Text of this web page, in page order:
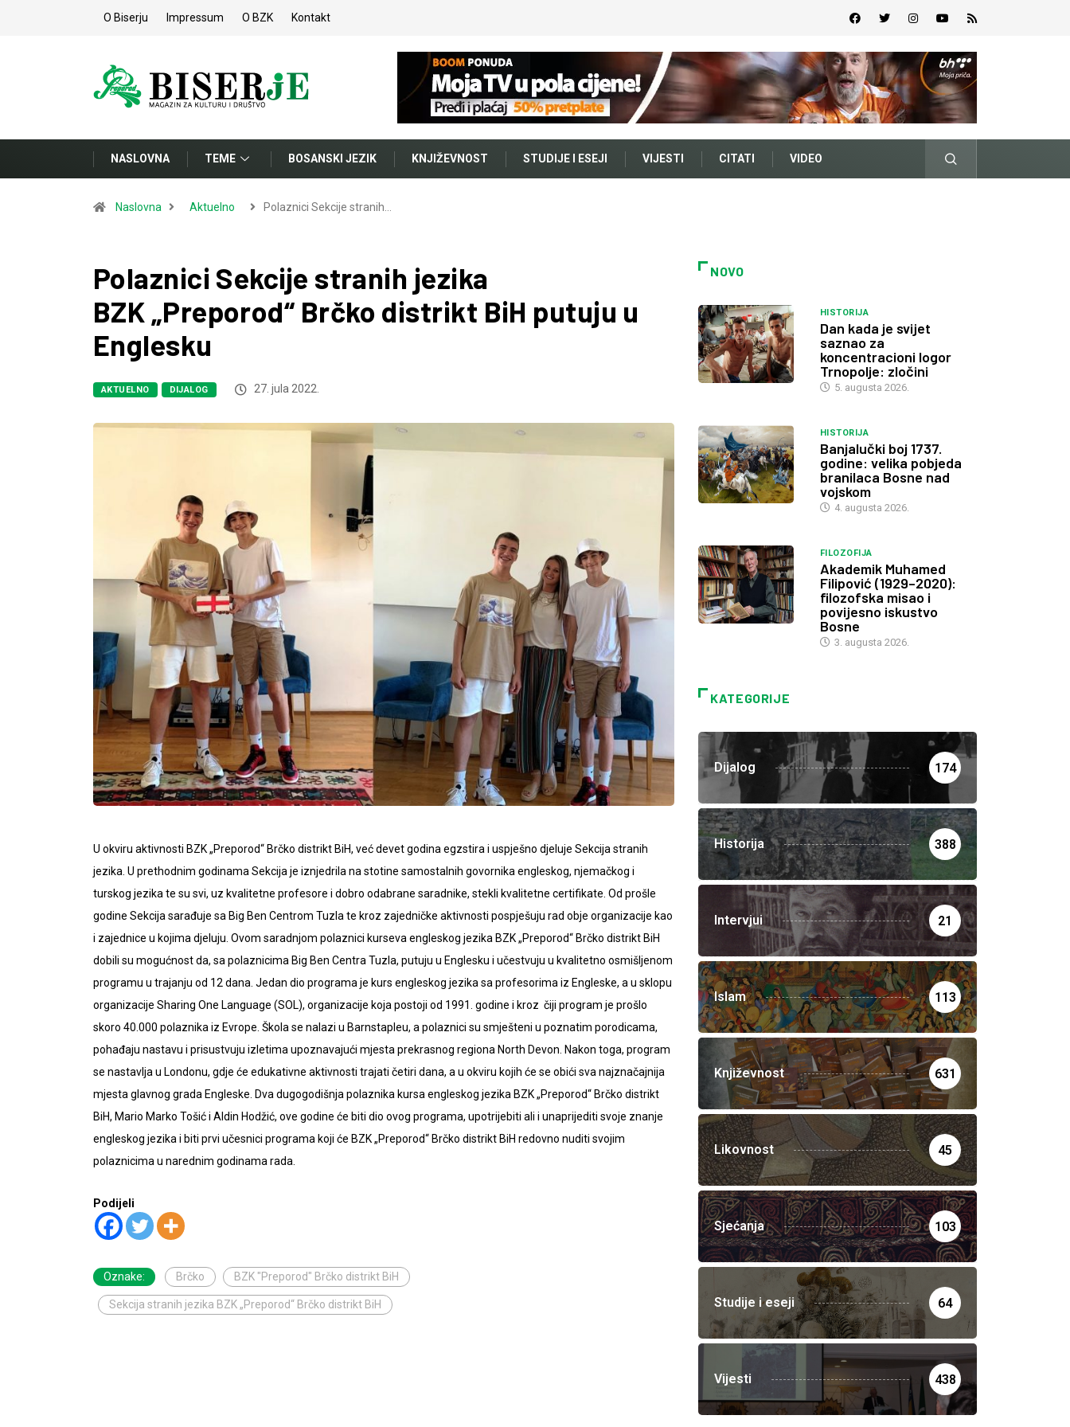
O Biserju Impressum O BZK Kontakt
NASLOVNA TEME BOSANSKI JEZIK KNJIŽEVNOST STUDIJE I ESEJI VIJESTI CITATI VIDEO
Naslovna Aktuelno Polaznici Sekcije stranih…
Polaznici Sekcije stranih jezika
BZK „Preporod“ Brčko distrikt BiH putuju u
Englesku
AKTUELNO DIJALOG 27. jula 2022.
U okviru aktivnosti BZK „Preporod“ Brčko distrikt BiH, već devet godina egzstira i uspješno djeluje Sekcija stranih
jezika. U prethodnim godinama Sekcija je iznjedrila na stotine samostalnih govornika engleskog, njemačkog i
turskog jezika te su svi, uz kvalitetne profesore i dobro odabrane saradnike, stekli kvalitetne certifikate. Od prošle
godine Sekcija sarađuje sa Big Ben Centrom Tuzla te kroz zajedničke aktivnosti pospješuju rad obje organizacije kao
i zajednice u kojima djeluju. Ovom saradnjom polaznici kurseva engleskog jezika BZK „Preporod“ Brčko distrikt BiH
dobili su mogućnost da, sa polaznicima Big Ben Centra Tuzla, putuju u Englesku i učestvuju u kvalitetno osmišljenom
programu u trajanju od 12 dana. Jedan dio programa je kurs engleskog jezika sa profesorima iz Engleske, a u sklopu
organizacije Sharing One Language (SOL), organizacije koja postoji od 1991. godine i kroz čiji program je prošlo
skoro 40.000 polaznika iz Evrope. Škola se nalazi u Barnstapleu, a polaznici su smješteni u poznatim porodicama,
pohađaju nastavu i prisustvuju izletima upoznavajući mjesta prekrasnog regiona North Devon. Nakon toga, program
se nastavlja u Londonu, gdje će edukativne aktivnosti trajati četiri dana, a u okviru kojih će se obići sva najznačajnija
mjesta glavnog grada Engleske. Dva dugogodišnja polaznika kursa engleskog jezika BZK „Preporod“ Brčko distrikt
BiH, Mario Marko Tošić i Aldin Hodžić, ove godine će biti dio ovog programa, upotrijebiti ali i unaprijediti svoje znanje
engleskog jezika i biti prvi učesnici programa koji će BZK „Preporod“ Brčko distrikt BiH redovno nuditi svojim
polaznicima u narednim godinama rada.
Podijeli
Oznake: Brčko BZK "Preporod" Brčko distrikt BiH
Sekcija stranih jezika BZK „Preporod“ Brčko distrikt BiH
NOVO
HISTORIJA
Dan kada je svijet
saznao za
koncentracioni logor
Trnopolje: zločini
5. augusta 2026.
HISTORIJA
Banjalučki boj 1737.
godine: velika pobjeda
branilaca Bosne nad
vojskom
4. augusta 2026.
FILOZOFIJA
Akademik Muhamed
Filipović (1929–2020):
filozofska misao i
povijesno iskustvo
Bosne
3. augusta 2026.
KATEGORIJE
Dijalog 174
Historija 388
Intervjui 21
Islam 113
Književnost 631
Likovnost 45
Sjećanja 103
Studije i eseji 64
Vijesti 438